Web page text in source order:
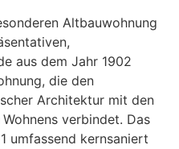
Altbauwohnung
aus dem Jahr 1902
die den
Architektur mit den
verbindet. Das
umfassend kernsaniert